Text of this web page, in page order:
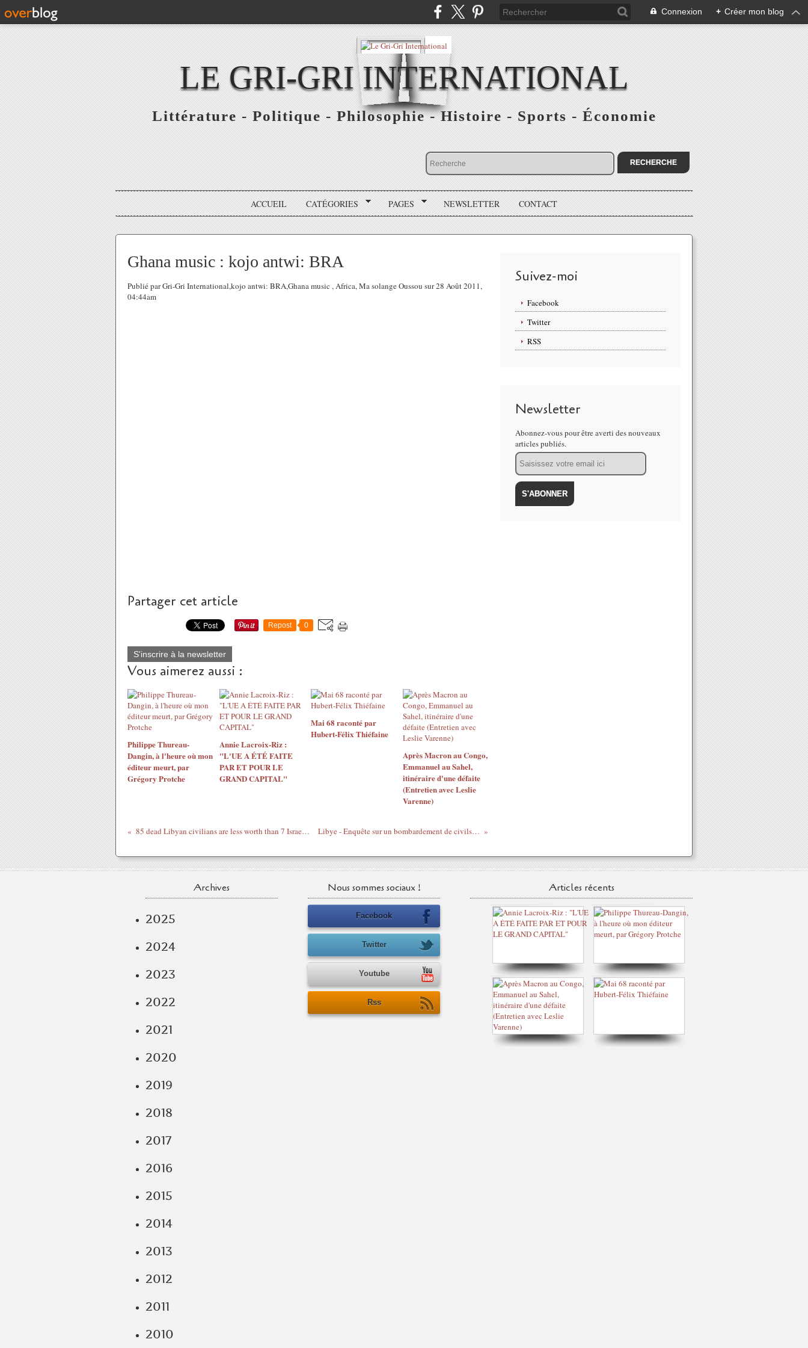
Connexion + Créer mon blog
LE GRI-GRI INTERNATIONAL
Littérature - Politique - Philosophie - Histoire - Sports - Économie
ACCUEIL CATÉGORIES PAGES NEWSLETTER CONTACT
Ghana music : kojo antwi: BRA
Publié par Gri-Gri International,kojo antwi: BRA,Ghana music , Africa, Ma solange Oussou sur 28 Août 2011,
04:44am
Partager cet article
Repost 0
S'inscrire à la newsletter
Vous aimerez aussi :
Philippe Thureau-
Dangin, à l'heure où mon
éditeur meurt, par
Grégory Protche
Annie Lacroix-Riz :
"L'UE A ÉTÉ FAITE
PAR ET POUR LE
GRAND CAPITAL"
Mai 68 raconté par
Hubert-Félix Thiéfaine
Après Macron au Congo,
Emmanuel au Sahel,
itinéraire d'une défaite
(Entretien avec Leslie
Varenne)
85 dead Libyan civilians are less worth than 7 Israelis - Mr Ceccaldi (Lawyer of the Libyan state) Libye - Enquête sur un bombardement de civils par l'OTAN d'Obama, Cameron et Sarkozy
Suivez-moi
Facebook
Twitter
RSS
Newsletter
Abonnez-vous pour être averti des nouveaux
articles publiés.
Email
Archives
2025
2024
2023
2022
2021
2020
2019
2018
2017
2016
2015
2014
2013
2012
2011
2010
Nous sommes sociaux !
Facebook
Twitter
Youtube
Rss
Articles récents